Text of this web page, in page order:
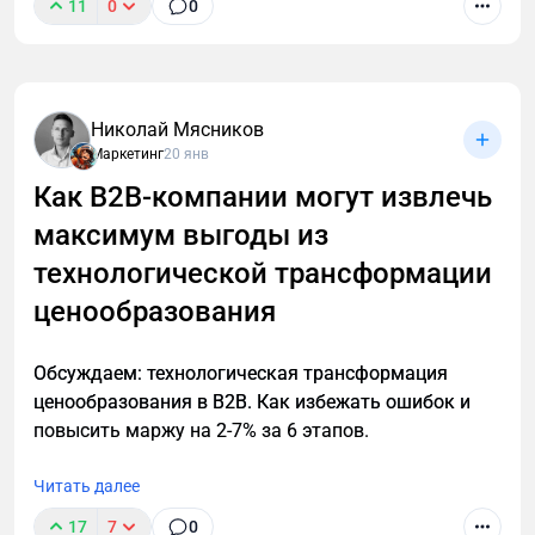
В B2B нечасто встретишь четко сформулированное
крупных производственных компаний есть
крупные мощности, советское наследие и сайт,
написанный еще на html-табличке. Обороты просто
гигантские! А маркетинга нет вообще… И это
грустно. Но!
11 0 0
Николай Мясников
Маркетинг20 янв
Как B2B-компании могут извлечь
максимум выгоды из
технологической трансформации
ценообразования
Обсуждаем: технологическая трансформация
ценообразования в B2B. Как избежать ошибок и
повысить маржу на 2-7% за 6 этапов.
Читать далее
17 7 0